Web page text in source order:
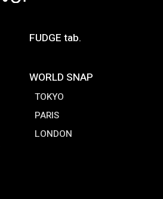
FUDGE tab.
WORLD SNAP
TOKYO
PARIS
LONDON